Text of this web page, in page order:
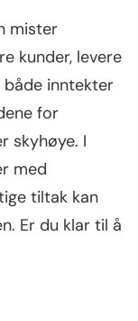
mister
kunder, levere
både inntekter
for
skyhøye. I
med
tiltak kan
Er du klar til å